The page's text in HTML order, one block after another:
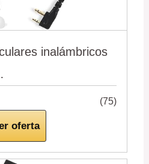
inalámbricos
(75)
oferta